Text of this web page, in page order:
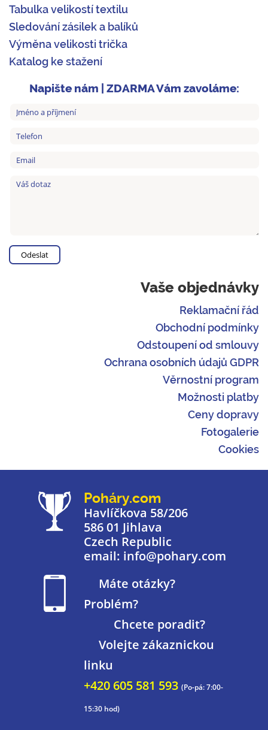
Tabulka velikostí textilu
Sledování zásilek a balíků
Výměna velikosti trička
Katalog ke stažení
Napište nám | ZDARMA Vám zavoláme:
Vaše objednávky
Reklamační řád
Obchodní podmínky
Odstoupení od smlouvy
Ochrana osobních údajů GDPR
Věrnostní program
Možnosti platby
Ceny dopravy
Fotogalerie
Cookies
Poháry.com
Havlíčkova 58/206
586 01 Jihlava
Czech Republic
email: info@pohary.com
Máte otázky?
Problém?
Chcete poradit?
Volejte zákaznickou
linku
+420 605 581 593 (Po-pá: 7:00-
15:30 hod)